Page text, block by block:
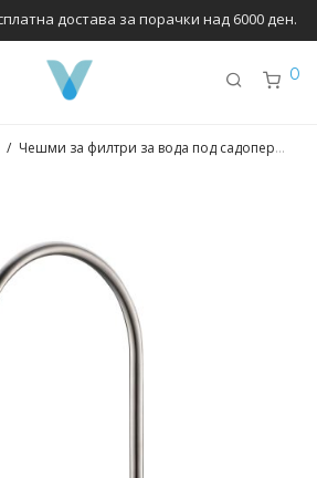
достава за порачки над 6000 ден.
0
/ Чешми за филтри за вода под садопер /